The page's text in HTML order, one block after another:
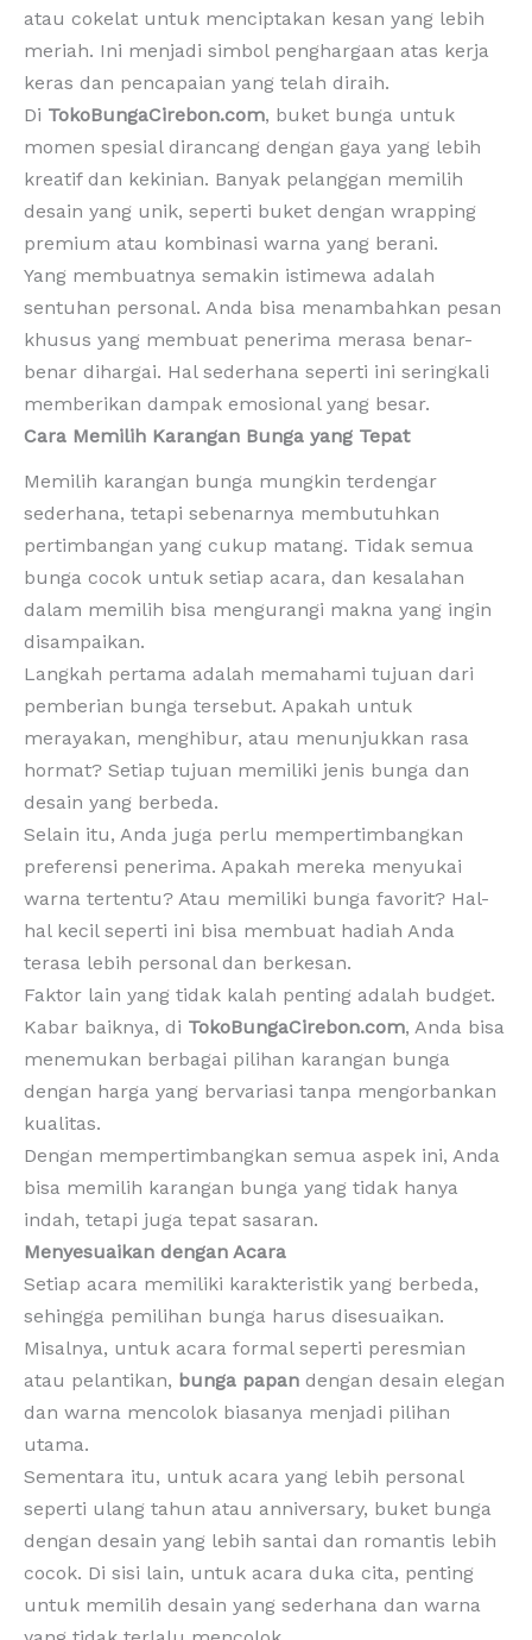
atau cokelat untuk menciptakan kesan yang lebih
meriah. Ini menjadi simbol penghargaan atas kerja
keras dan pencapaian yang telah diraih.
Di TokoBungaCirebon.com, buket bunga untuk
momen spesial dirancang dengan gaya yang lebih
kreatif dan kekinian. Banyak pelanggan memilih
desain yang unik, seperti buket dengan wrapping
premium atau kombinasi warna yang berani.
Yang membuatnya semakin istimewa adalah
sentuhan personal. Anda bisa menambahkan pesan
khusus yang membuat penerima merasa benar-
benar dihargai. Hal sederhana seperti ini seringkali
memberikan dampak emosional yang besar.
Cara Memilih Karangan Bunga yang Tepat
Memilih karangan bunga mungkin terdengar
sederhana, tetapi sebenarnya membutuhkan
pertimbangan yang cukup matang. Tidak semua
bunga cocok untuk setiap acara, dan kesalahan
dalam memilih bisa mengurangi makna yang ingin
disampaikan.
Langkah pertama adalah memahami tujuan dari
pemberian bunga tersebut. Apakah untuk
merayakan, menghibur, atau menunjukkan rasa
hormat? Setiap tujuan memiliki jenis bunga dan
desain yang berbeda.
Selain itu, Anda juga perlu mempertimbangkan
preferensi penerima. Apakah mereka menyukai
warna tertentu? Atau memiliki bunga favorit? Hal-
hal kecil seperti ini bisa membuat hadiah Anda
terasa lebih personal dan berkesan.
Faktor lain yang tidak kalah penting adalah budget.
Kabar baiknya, di TokoBungaCirebon.com, Anda bisa
menemukan berbagai pilihan karangan bunga
dengan harga yang bervariasi tanpa mengorbankan
kualitas.
Dengan mempertimbangkan semua aspek ini, Anda
bisa memilih karangan bunga yang tidak hanya
indah, tetapi juga tepat sasaran.
Menyesuaikan dengan Acara
Setiap acara memiliki karakteristik yang berbeda,
sehingga pemilihan bunga harus disesuaikan.
Misalnya, untuk acara formal seperti peresmian
atau pelantikan, bunga papan dengan desain elegan
dan warna mencolok biasanya menjadi pilihan
utama.
Sementara itu, untuk acara yang lebih personal
seperti ulang tahun atau anniversary, buket bunga
dengan desain yang lebih santai dan romantis lebih
cocok. Di sisi lain, untuk acara duka cita, penting
untuk memilih desain yang sederhana dan warna